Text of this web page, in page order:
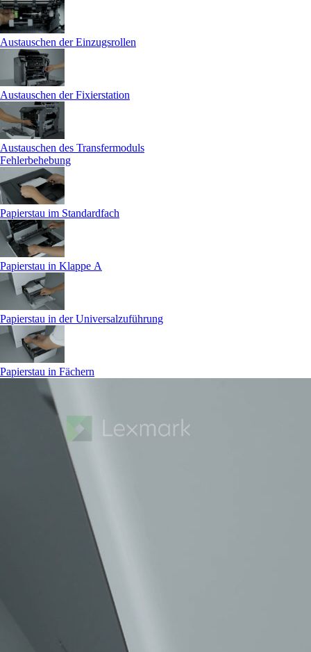
Austauschen der Einzugsrollen
Austauschen der Fixierstation
Austauschen des Transfermoduls
Fehlerbehebung
Papierstau im Standardfach
Papierstau in Klappe A
Papierstau in der Universalzuführung
Papierstau in Fächern